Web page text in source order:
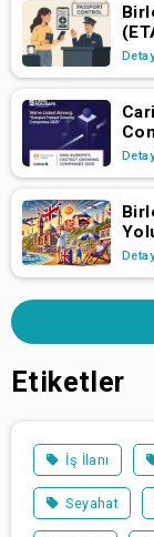
Etiketler
İş İlanı
Seyahat